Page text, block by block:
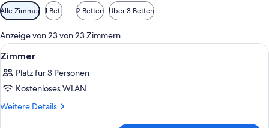
Verfügbare
Filter
für
Zimmer
Alle Zimmer 1 Bett 2 Betten Über 3 Betten
Anzeige von 23 von 23 Zimmern
Alle
Fotos
für
Zimmer
anzeigen
Ein Hotelzimmer mit einem Bett,
1
Zimmer
Platz für 3 Personen
Kostenloses WLAN
Weitere Details
Weitere